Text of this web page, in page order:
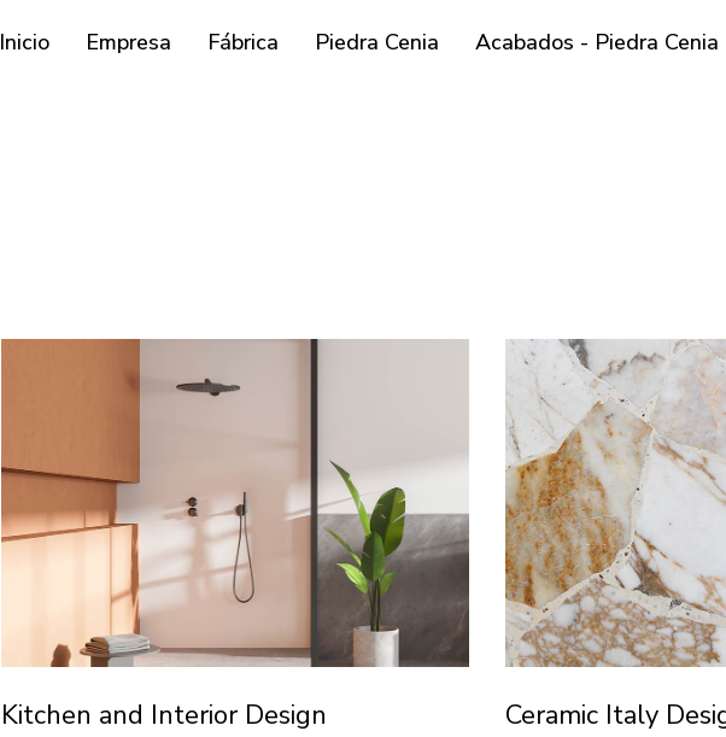
Inicio Empresa Fábrica Piedra Cenia Acabados - Piedra Cenia
Kitchen and Interior Design Ceramic Italy